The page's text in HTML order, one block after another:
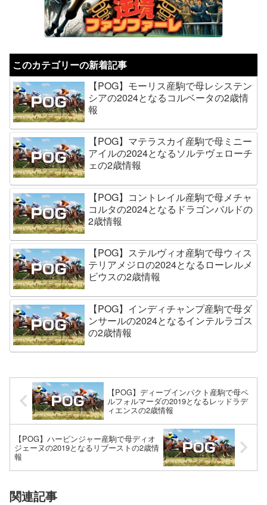
このカテゴリーの新着記事
【POG】モーリス産駒で母レシステン
シアの2024となるコルベータの2歳情
報
【POG】マテラスカイ産駒で母ミニー
アイルの2024となるソルテヴェローチ
ェの2歳情報
【POG】コントレイル産駒で母メチャ
コルタの2024となるドラゴンバルドの
2歳情報
【POG】ステルヴィオ産駒で母ウィス
テリアメジロの2024となるローレルメ
ビウスの2歳情報
【POG】インディチャンプ産駒で母ダ
ンサールの2024となるインテルラゴス
の2歳情報
【POG】ディープインパクト産駒で母ペ
ルフォルマーダの2019となるレッドラデ
ィエンスの2歳情報
【POG】ハービンジャー産駒で母ディオ
ジェーヌの2019となるリブーストの2歳情
報
関連記事